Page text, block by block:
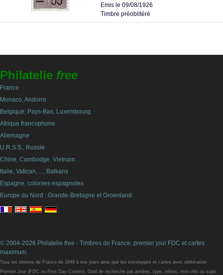
Emis le 09/08/1926
Timbre préoblitéré
Philatelie free
France
Monaco, Andorre
Belgique, Pays-Bas, Luxembourg
Afrique francophone
Allemagne
U.R.S.S., Russie
Chine, Cambodge, Vietnam
Italie, Vatican, ..., Balkans
Espagne, colonies espagnoles
Europe du Nord : Grande-Bretagne et Groenland
© 2004-2026 Philatelie free - Timbres de France, premier jour FDC et cartes
maximum.
Tous les timbres de France de 1849 à nos jours ainsi que les enveloppes et cartes avec oblitération
Premier Jour (FDC ou First Day Covers). Outil de recherche par années, type, séries, mot-clés ou sujet.